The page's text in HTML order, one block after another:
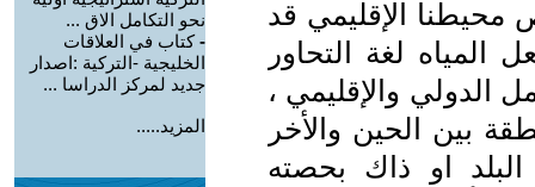
محيطنا الإقليمي قد
لغة التحاور
الدولي والإقليمي ،
بين الحين والأخر
او ذاك بحصته
نحو التكامل الاق ...
-كتاب في العلاقات
الخليجية -التركية :اصدار
جديد لمركز الدراسا ...
المزيد.....